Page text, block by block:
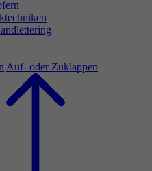
Auf- oder Zuklappen